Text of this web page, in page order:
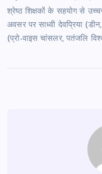
श्रेष्ठ शिक्षकों के सहयोग से
अवसर पर साध्वी देवप्रिया
(प्रो-वाइस चांसलर, पतंजलि